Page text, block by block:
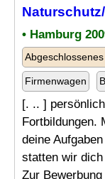
Naturschutz/
• Hamburg
Firmenwagen
[. .. ]
Fortbildungen.
deine
statten wir
Zur